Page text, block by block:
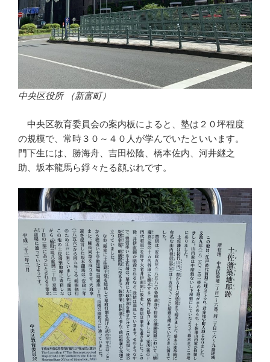
中央区役所 （新富町）
中央区教育委員会の案内板によると、塾は２０坪程度
の規模で、常時３０～４０人が学んでいたといいます。
門下生には、勝海舟、吉田松陰、橋本佐内、河井継之
助、坂本龍馬ら錚々たる顔ぶれです。